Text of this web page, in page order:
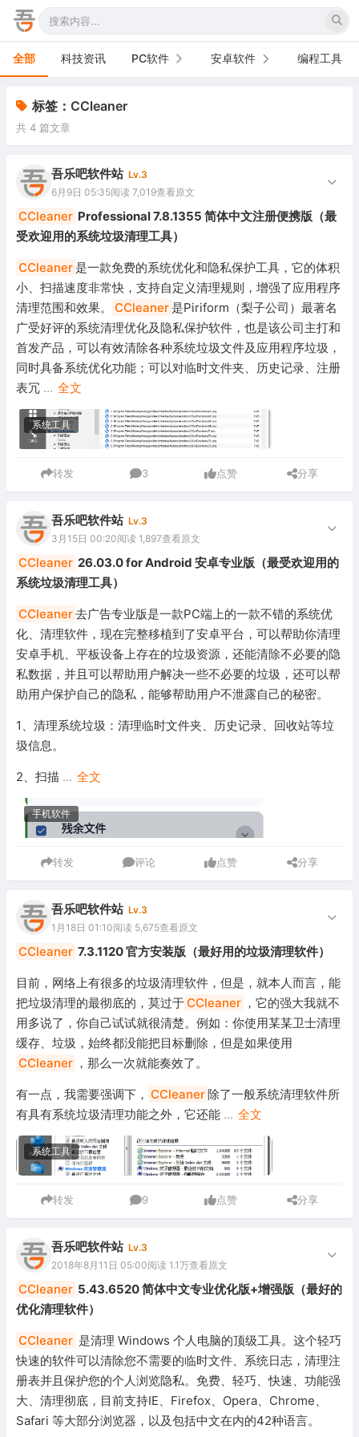
全部 科技资讯 PC软件
办公软件
网络软件
图形图像
游戏娱乐
安全防御
系统下载
系统工具
安卓软件
手机软件
电视软件
车机软件
编程工具
标签：CCleaner
共 4 篇文章
吾乐吧软件站 Lv.3
6月9日 05:35阅读 7,019查看原文
CCleaner Professional 7.8.1355 简体中文注册便携版（最
受欢迎用的系统垃圾清理工具）
CCleaner 是一款免费的系统优化和隐私保护工具，它的体积
小、扫描速度非常快，支持自定义清理规则，增强了应用程序
清理范围和效果。
CCleaner 是Piriform（梨子公司）最著名
广受好评的系统清理优化及隐私保护软件，也是该公司主打和
首发产品，可以有效清除各种系统垃圾文件及应用程序垃圾，
同时具备系统优化功能；可以对临时文件夹、历史记录、注册
表冗 ... 全文
系统工具
转发 3 点赞 分享
吾乐吧软件站 Lv.3
3月15日 00:20阅读 1,897查看原文
CCleaner 26.03.0 for Android 安卓专业版（最受欢迎用的
系统垃圾清理工具）
CCleaner去广告专业版是一款PC端上的一款不错的系统优
化、清理软件，现在完整移植到了安卓平台，可以帮助你清理
安卓手机、平板设备上存在的垃圾资源，还能清除不必要的隐
私数据，并且可以帮助用户解决一些不必要的垃圾，还可以帮
助用户保护自己的隐私，能够帮助用户不泄露自己的秘密。
1、清理系统垃圾：清理临时文件夹、历史记录、回收站等垃
圾信息。
2、扫描 ... 全文
手机软件
转发 评论 点赞 分享
吾乐吧软件站 Lv.3
1月18日 01:10阅读 5,675查看原文
CCleaner 7.3.1120 官方安装版（最好用的垃圾清理软件）
目前，网络上有很多的垃圾清理软件，但是，就本人而言，能
把垃圾清理的最彻底的，莫过于CCleaner ，它的强大我就不
用多说了，你自己试试就很清楚。例如：你使用某某卫士清理
缓存、垃圾，始终都没能把目标删除，但是如果使用
CCleaner ，那么一次就能奏效了。
有一点，我需要强调下， CCleaner除了一般系统清理软件所
有具有系统垃圾清理功能之外，它还能 ... 全文
系统工具
转发 9 点赞 分享
吾乐吧软件站 Lv.3
2018年8月11日 05:00阅读 1.1万查看原文
CCleaner 5.43.6520 简体中文专业优化版+增强版（最好的
优化清理软件）
CCleaner 是清理 Windows 个人电脑的顶级工具。这个轻巧
快速的软件可以清除您不需要的临时文件、系统日志，清理注
册表并且保护您的个人浏览隐私。免费、轻巧、快速、功能强
大、清理彻底，目前支持IE、Firefox、Opera、Chrome、
Safari 等大部分浏览器，以及包括中文在内的42种语言。